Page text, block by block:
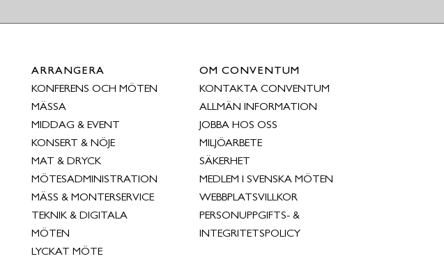
ARRANGERA
KONFERENS OCH MÖTEN
MÄSSA
MIDDAG & EVENT
KONSERT & NÖJE
MAT & DRYCK
MÖTESADMINISTRATION
MÄSS & MONTERSERVICE
TEKNIK & DIGITALA
MÖTEN
LYCKAT MÖTE
OM CONVENTUM
KONTAKTA CONVENTUM
ALLMÄN INFORMATION
JOBBA HOS OSS
MILJÖARBETE
SÄKERHET
MEDLEM I SVENSKA MÖTEN
WEBBPLATSVILLKOR
PERSONUPPGIFTS- &
INTEGRITETSPOLICY